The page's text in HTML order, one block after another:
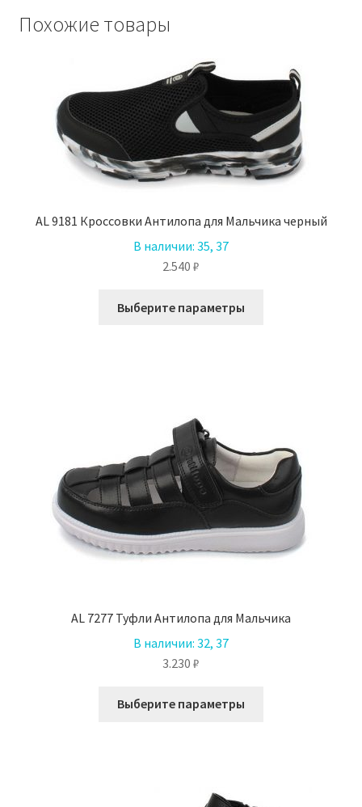
Похожие товары
AL 9181 Кроссовки Антилопа для Мальчика черный
В наличии: 35, 37
2.540 ₽
Выберите параметры
на
странице
товара.
AL 7277 Туфли Антилопа для Мальчика
В наличии: 32, 37
3.230 ₽
Выберите параметры